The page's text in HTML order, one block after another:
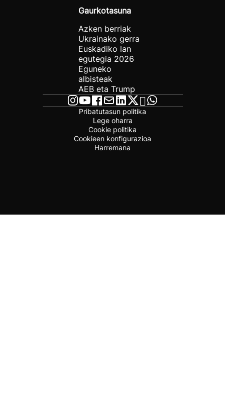
Gaurkotasuna
Azken berriak
Ukrainako gerra
Euskadiko lan
egutegia 2026
Eguneko
albisteak
AEB eta Trump
Pribatutasun politika
Lege oharra
Cookie politika
Cookieen konfigurazioa
Harremana